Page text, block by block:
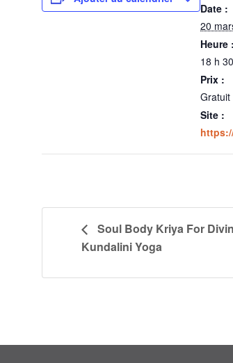
Date :
20
Heure :
18 h
Prix :
Gratuit
Site :
Soul Body Kriya For
Kundalini Yoga